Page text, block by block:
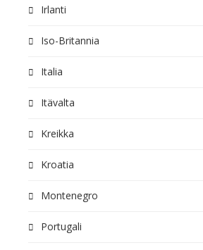
Irlanti
Iso-Britannia
Italia
Itävalta
Kreikka
Kroatia
Montenegro
Portugali